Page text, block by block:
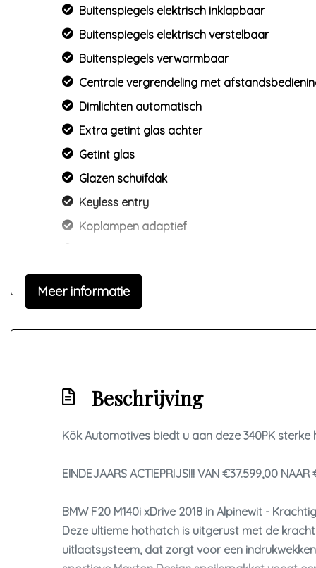
Buitenspiegels elektrisch inklapbaar
Buitenspiegels elektrisch verstelbaar
Buitenspiegels verwarmbaar
Centrale vergrendeling met
Dimlichten automatisch
Extra getint glas achter
Getint glas
Glazen schuifdak
Keyless entry
Koplampen adaptief
Led dagrijverlichting
Led koplampen
Parkeer assistent
Parkeersensor voor
Ruitensproeiers/wisserbladen verwarmbaar
Sportvelgen
Meer informatie
Beschrijving
Kök Automotives biedt u aan deze 340PK sterke
EINDEJAARS ACTIEPRIJS!!! VAN €37.599,00
BMW F20 M140i xDrive 2018 in Alpinewit -
Deze ultieme hothatch is uitgerust met de
uitlaatsysteem, dat zorgt voor een